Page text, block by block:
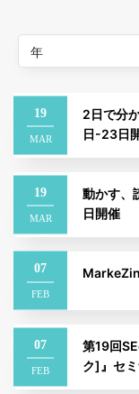
19
MAR
2日で分
日-23日
19
MAR
動かす、
日開催
07
FEB
07
FEB
第19回
ク]』セ